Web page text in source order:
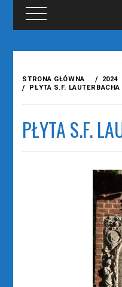
treści
STRONA GŁÓWNA 2024
PŁYTA S.F. LAUTERBACHA
PŁYTA S.F.